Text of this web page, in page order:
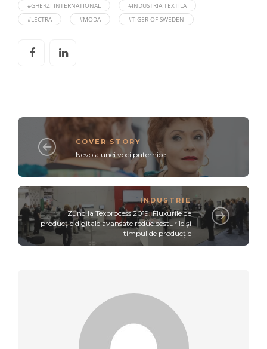
#GHERZI INTERNATIONAL
#INDUSTRIA TEXTILA
#LECTRA
#MODA #TIGER OF SWEDEN
COVER STORY
Nevoia unei voci puternice
INDUSTRIE
Zünd la Texprocess 2019: Fluxurile de
producție digitale avansate reduc costurile și
timpul de producție